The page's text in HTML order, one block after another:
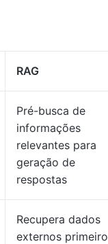
RAG
Pré-busca de
informações
relevantes para
geração de
respostas
Recupera dados
externos primeiro